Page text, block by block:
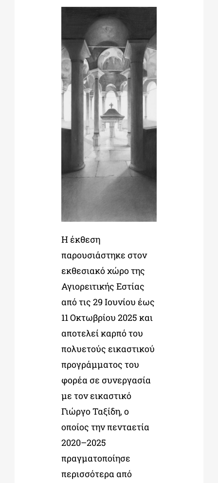
Η έκθεση
παρουσιάστηκε στον
εκθεσιακό χώρο της
Αγιορειτικής Εστίας
από τις 29 Ιουνίου έως
11 Οκτωβρίου 2025 και
αποτελεί καρπό του
πολυετούς εικαστικού
προγράμματος του
φορέα σε συνεργασία
με τον εικαστικό
Γιώργο Ταξίδη, ο
οποίος την πενταετία
2020–2025
πραγματοποίησε
περισσότερα από